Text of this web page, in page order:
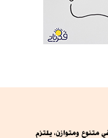
ومتوازن، يلتزم